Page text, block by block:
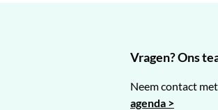
Vragen? Ons
Neem contact
agenda >